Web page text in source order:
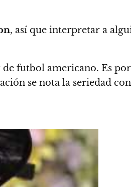
, así que interpretar a
futbol americano. Es
se nota la seriedad